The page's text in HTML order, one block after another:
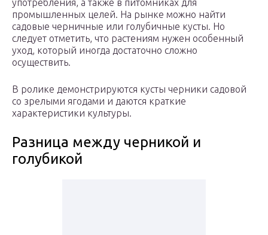
употребления, а также в питомниках для
промышленных целей. На рынке можно найти
садовые черничные или голубичные кусты. Но
следует отметить, что растениям нужен особенный
уход, который иногда достаточно сложно
осуществить.
В ролике демонстрируются кусты черники садовой
со зрелыми ягодами и даются краткие
характеристики культуры.
Разница между черникой и
голубикой